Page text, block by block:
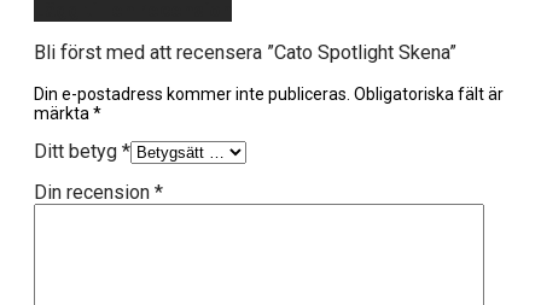
Bli först med att recensera ”Cato Spotlight Skena”
Din e-postadress kommer inte publiceras. Obligatoriska fält är
märkta *
Ditt betyg *
Din recension *